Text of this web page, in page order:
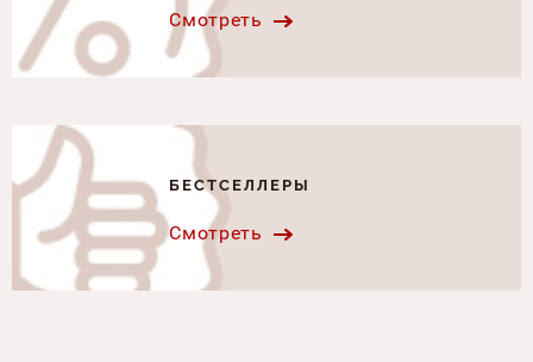
Смотреть
БЕСТСЕЛЛЕРЫ
Смотреть